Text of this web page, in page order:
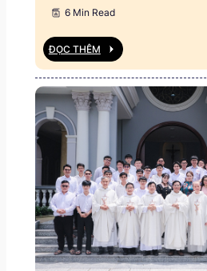
6 Min Read
ĐỌC THÊM